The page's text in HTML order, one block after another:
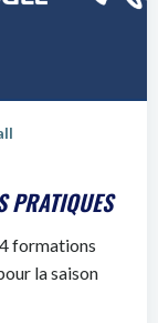
PRATIQUES
4 formations
la saison